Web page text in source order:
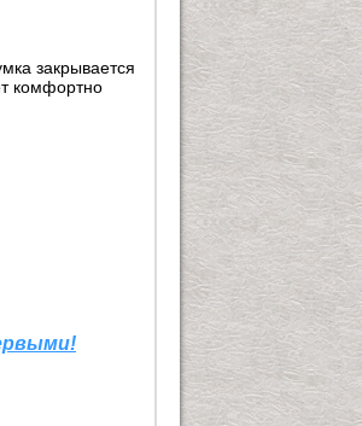
закрывается
комфортно